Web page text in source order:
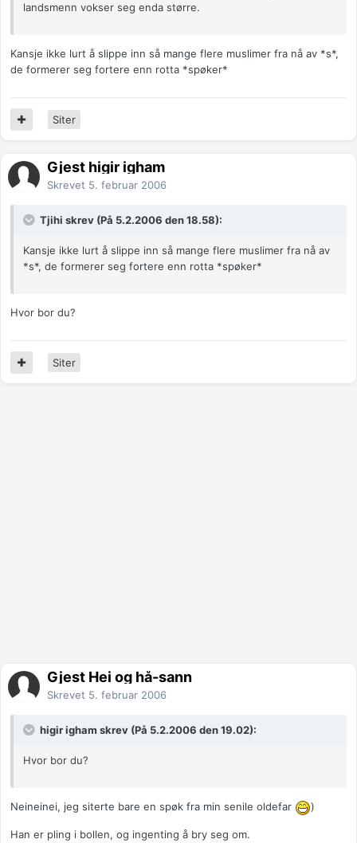
landsmenn vokser seg enda større.
Kansje ikke lurt å slippe inn så mange flere muslimer fra nå av *s*,
de formerer seg fortere enn rotta *spøker*
Siter
Gjest higir igham
Skrevet 5. februar 2006
Tjihi skrev (På 5.2.2006 den 18.58):
Kansje ikke lurt å slippe inn så mange flere muslimer fra nå av
*s*, de formerer seg fortere enn rotta *spøker*
Hvor bor du?
Siter
Gjest Hei og hå-sann
Skrevet 5. februar 2006
higir igham skrev (På 5.2.2006 den 19.02):
Hvor bor du?
Neineinei, jeg siterte bare en spøk fra min senile oldefar )
Han er pling i bollen, og ingenting å bry seg om.